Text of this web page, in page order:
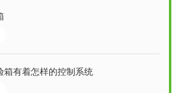
箱有着怎样的控制系统